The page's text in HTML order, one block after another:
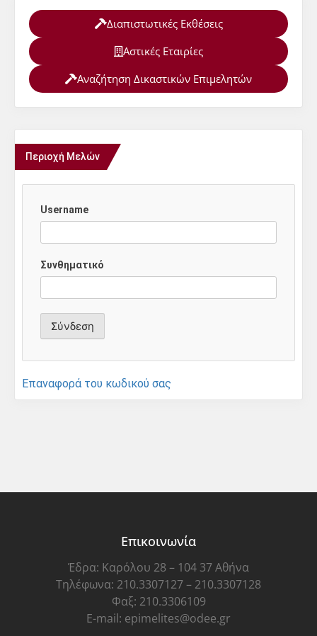
Διαπιστωτικές Εκθέσεις
Αστικές Εταιρίες
Αναζήτηση Δικαστικών Επιμελητών
Περιοχή Μελών
Username
Συνθηματικό
Επαναφορά του κωδικού σας
Επικοινωνία
Έδρα: Καρόλου 28 – 104 37 Αθήνα
Τηλέφωνα: 210.3307127 – 210.3307128
Φαξ: 210.3306109
E-mail: epimelites@odee.gr